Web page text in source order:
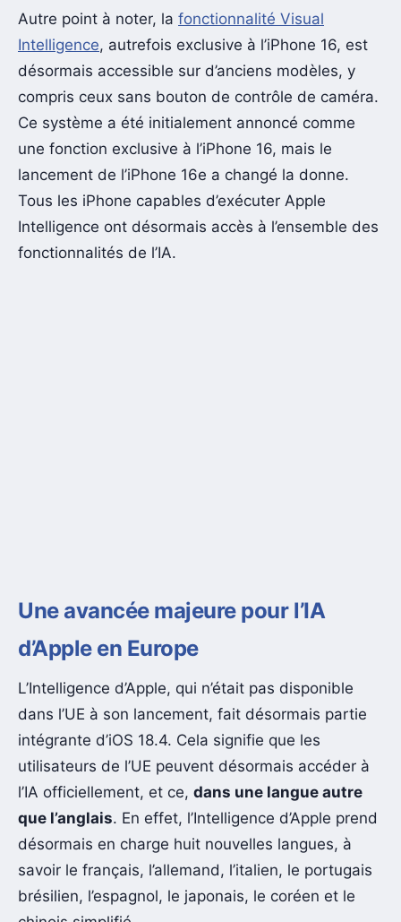
Autre point à noter, la fonctionnalité Visual
Intelligence, autrefois exclusive à l’iPhone 16, est
désormais accessible sur d’anciens modèles, y
compris ceux sans bouton de contrôle de caméra.
Ce système a été initialement annoncé comme
une fonction exclusive à l’iPhone 16, mais le
lancement de l’iPhone 16e a changé la donne.
Tous les iPhone capables d’exécuter Apple
Intelligence ont désormais accès à l’ensemble des
fonctionnalités de l’IA.
Une avancée majeure pour l’IA
d’Apple en Europe
L’Intelligence d’Apple, qui n’était pas disponible
dans l’UE à son lancement, fait désormais partie
intégrante d’iOS 18.4. Cela signifie que les
utilisateurs de l’UE peuvent désormais accéder à
l’IA officiellement, et ce, dans une langue autre
que l’anglais. En effet, l’Intelligence d’Apple prend
désormais en charge huit nouvelles langues, à
savoir le français, l’allemand, l’italien, le portugais
brésilien, l’espagnol, le japonais, le coréen et le